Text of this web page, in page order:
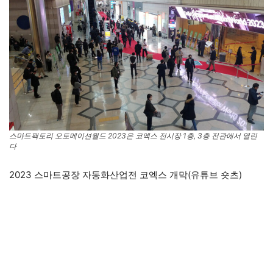
스마트팩토리 오토메이션월드 2023은 코엑스 전시장 1층, 3층 전관에서 열린
다
2023 스마트공장 자동화산업전 코엑스 개막(유튜브 숏츠)